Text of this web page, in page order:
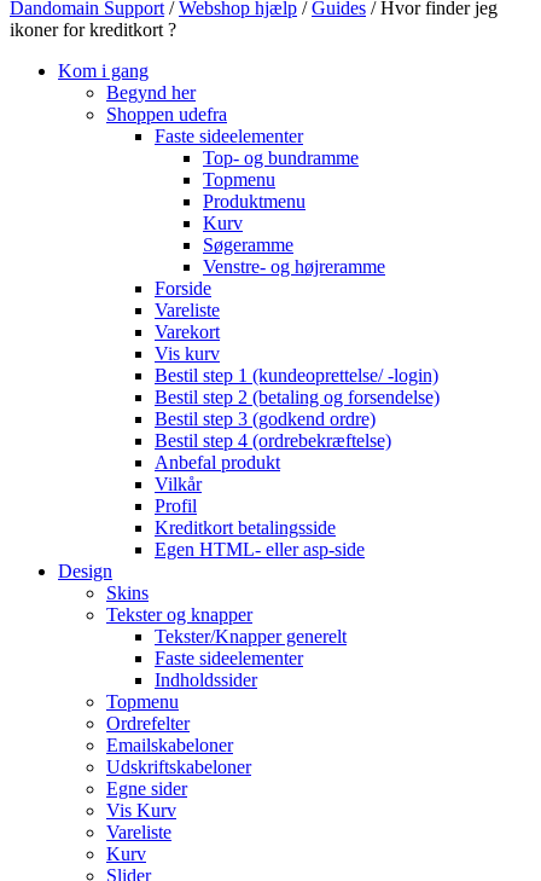
Dandomain Support /Webshop hjælp /Guides /Hvor finder jeg
ikoner for kreditkort ?
Kom i gang
Begynd her
Shoppen udefra
Faste sideelementer
Top- og bundramme
Topmenu
Produktmenu
Kurv
Søgeramme
Venstre- og højreramme
Forside
Vareliste
Varekort
Vis kurv
Bestil step 1 (kundeoprettelse/ -login)
Bestil step 2 (betaling og forsendelse)
Bestil step 3 (godkend ordre)
Bestil step 4 (ordrebekræftelse)
Anbefal produkt
Vilkår
Profil
Kreditkort betalingsside
Egen HTML- eller asp-side
Design
Skins
Tekster og knapper
Tekster/Knapper generelt
Faste sideelementer
Indholdssider
Topmenu
Ordrefelter
Emailskabeloner
Udskriftskabeloner
Egne sider
Vis Kurv
Vareliste
Kurv
Slider